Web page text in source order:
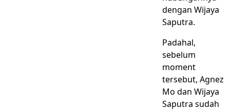
dengan Wijaya
Saputra.
Padahal,
sebelum
moment
tersebut, Agnez
Mo dan Wijaya
Saputra sudah